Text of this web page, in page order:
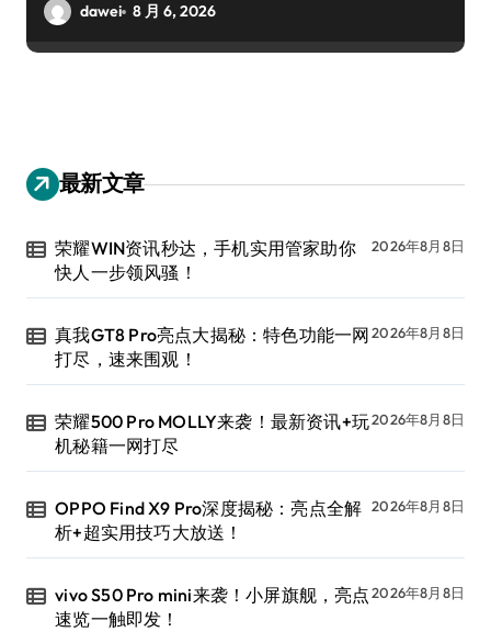
dawei 8 月 6, 2026
最新文章
荣耀WIN资讯秒达，手机实用管家助你
快人一步领风骚！
2026年8月8日
真我GT8 Pro亮点大揭秘：特色功能一网
打尽，速来围观！
2026年8月8日
荣耀500 Pro MOLLY来袭！最新资讯+玩
机秘籍一网打尽
2026年8月8日
OPPO Find X9 Pro深度揭秘：亮点全解
析+超实用技巧大放送！
2026年8月8日
vivo S50 Pro mini来袭！小屏旗舰，亮点
速览一触即发！
2026年8月8日